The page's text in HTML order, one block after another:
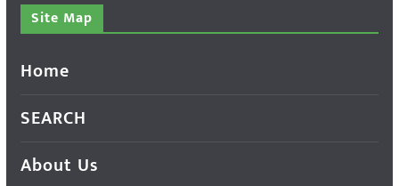
Site Map
Home
SEARCH
About Us